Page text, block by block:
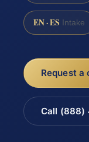
EN · ES Intake
Request a
Call (888)